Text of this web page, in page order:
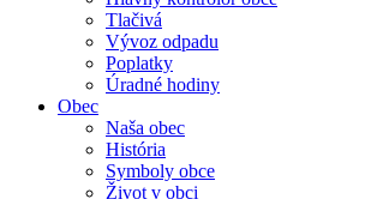
Tlačivá
Vývoz odpadu
Poplatky
Úradné hodiny
Obec
Naša obec
História
Symboly obce
Život v obci